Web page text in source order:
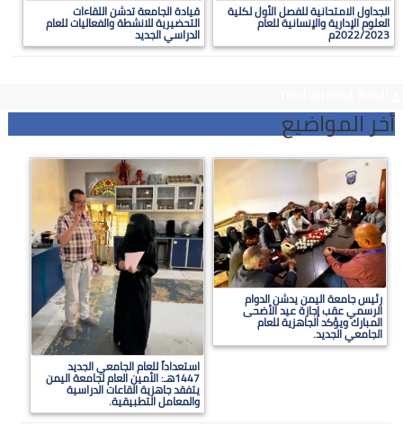
الجداول الامتحانية للفصل الأول لكلية
العلوم الإدارية والإنسانية للعام
2022/2023م
قيادة الجامعة تدشن اللقاءات
التحضيرية للانشطة والفعاليات للعام
الدراسي الجديد
أخر المواضيع
رئيس جامعة اليمن يدشن الدوام
الرسمي عقب إجازة عيد الأضحى
المبارك ويؤكد الجاهزية للعام
الجامعي الجديد.
استعداداً للعام الجامعي الجديد
1447هـ: الأمين العام لجامعة اليمن
يتفقد جاهزية القاعات الدراسية
والمعامل التطبيقية.